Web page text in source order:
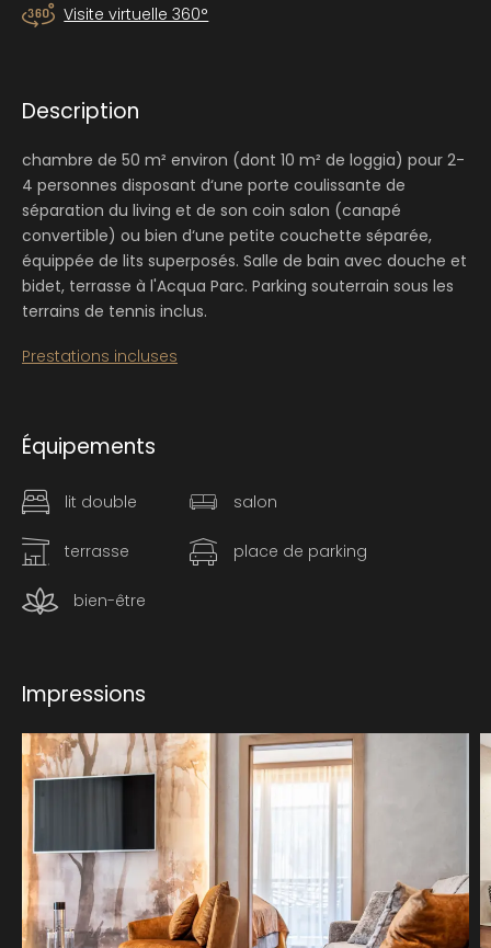
Visite virtuelle 360°
Description
chambre de 50 m² environ (dont 10 m² de loggia) pour 2-
4 personnes disposant d‘une porte coulissante de
séparation du living et de son coin salon (canapé
convertible) ou bien d‘une petite couchette séparée,
équippée de lits superposés. Salle de bain avec douche et
bidet, terrasse à l'Acqua Parc. Parking souterrain sous les
terrains de tennis inclus.
Prestations incluses
Équipements
lit double salon
terrasse place de parking
bien-être
Impressions